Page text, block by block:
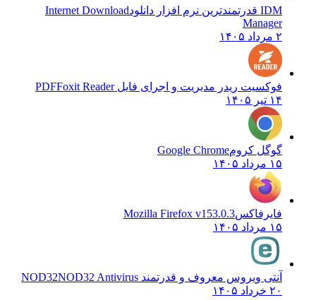
IDM قدرتمندترین نرم افزار دانلود
Internet Download
Manager
۲ مرداد ۱۴۰۵
فوکسیت ریدر مدیریت و اجرای فایل PDFFoxit Reader
۱۴ تیر ۱۴۰۵
گوگل کرومGoogle Chrome
۱۵ مرداد ۱۴۰۵
فایرفاکسMozilla Firefox v153.0.3
۱۵ مرداد ۱۴۰۵
آنتی ویروس معروف و قدرتمند NOD32 NOD32 Antivirus
۲۰ خرداد ۱۴۰۵